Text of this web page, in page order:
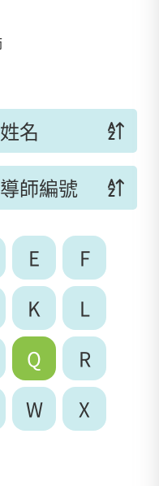
姓名
導師編號
E
F
K
L
Q
R
W
X